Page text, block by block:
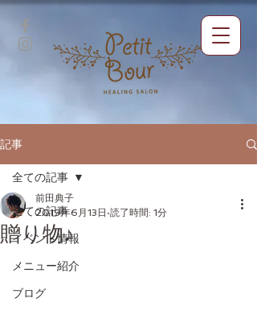
記事
全ての記事
イベント情報
メニュー紹介
ブログ
全ての記事
贈り物♪
前田典子
2019年6月13日 読了時間: 1分